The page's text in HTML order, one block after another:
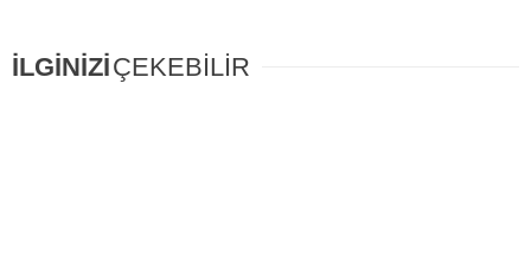
İLGİNİZİÇEKEBİLİR